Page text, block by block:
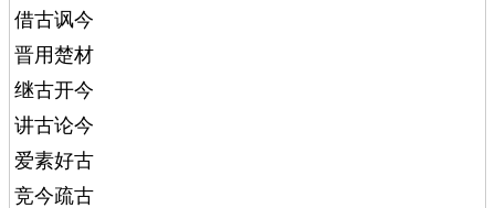
借古讽今
晋用楚材
继古开今
讲古论今
爱素好古
竞今疏古